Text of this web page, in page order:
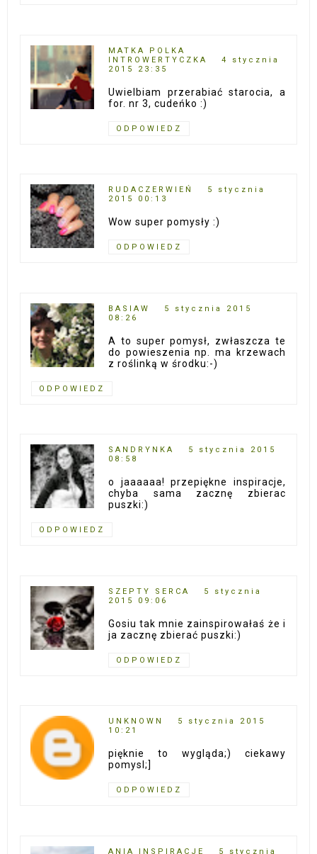
MATKA POLKA
INTROWERTYCZKA
4 stycznia
2015 23:35
Uwielbiam przerabiać starocia, a
for. nr 3, cudeńko :)
ODPOWIEDZ
RUDACZERWIEŃ
5 stycznia
2015 00:13
Wow super pomysły :)
ODPOWIEDZ
BASIAW
5 stycznia 2015
08:26
A to super pomysł, zwłaszcza te
do powieszenia np. ma krzewach
z roślinką w środku:-)
ODPOWIEDZ
SANDRYNKA
5 stycznia 2015
08:58
o jaaaaaa! przepiękne inspiracje,
chyba sama zacznę zbierac
puszki:)
ODPOWIEDZ
SZEPTY SERCA
5 stycznia
2015 09:06
Gosiu tak mnie zainspirowałaś że i
ja zacznę zbierać puszki:)
ODPOWIEDZ
UNKNOWN
5 stycznia 2015
10:21
pięknie to wygląda;) ciekawy
pomysl;]
ODPOWIEDZ
ANIA INSPIRACJE 5 stycznia